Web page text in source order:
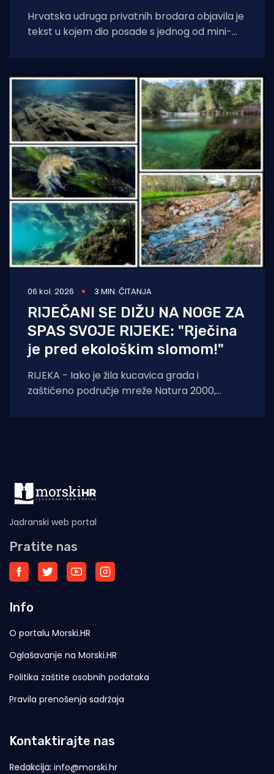
Hrvatska udruga privatnih brodara objavila je
tekst u kojem dio posade s jednog od mini-
06 kol. 2026 3 MIN. ČITANJA
RIJEČANI SE DIŽU NA NOGE ZA
SPAS SVOJE RIJEKE: "Rječina
je pred ekološkim slomom!"
RIJEKA - Iako je žila kucavica grada i
zaštićeno područje mreže Natura 2000,
Jadranski web portal
Pratite nas
Info
O portalu Morski.HR
Oglašavanje na Morski.HR
Politika zaštite osobnih podataka
Pravila prenošenja sadržaja
Kontaktirajte nas
Redakcija: info@morski.hr